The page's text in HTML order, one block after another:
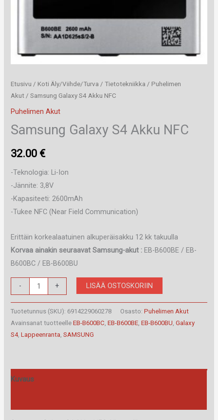
Etusivu / Koti Äly/Viihde/Turva /Tietotekniikka / Puhelimen
Akut / Samsung Galaxy S4 Akku NFC
Puhelimen Akut
Samsung Galaxy S4 Akku NFC
32.00 €
-Teknologia: Li-Ion
-Jännite: 3,8V
-Kapasiteeti: 2600mAh
-Tukee NFC (Near Field Communication)
Erittäin korkealaatuinen alkuperäisakku 12 kk takuulla
Korvaa ainakin seuraavat Samsung-akut : EB-B600BE / EB-
B600BC / EB-B600BU
-
Samsung
Galaxy
S4
Akku
NFC
+ LISÄÄ OSTOSKORIIN
Tuotetunnus (SKU): 6914229060278 Osasto:Puhelimen Akut
Avainsanat tuotteelleEB-B600BC,EB-B600BE,EB-B600BU,Galaxy
S4,Lappeenranta,SAMSUNG
Kuvaus